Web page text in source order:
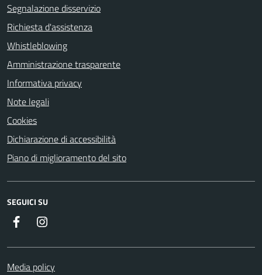
Segnalazione disservizio
Richiesta d'assistenza
Whistleblowing
Amministrazione trasparente
Informativa privacy
Note legali
Cookies
Dichiarazione di accessibilità
Piano di miglioramento del sito
SEGUICI SU
Facebook
Media policy